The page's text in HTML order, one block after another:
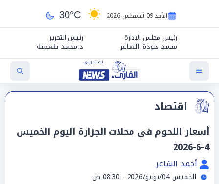
الأحد 09 أغسطس 2026 30°C
رئيس مجلس الإدارة
محمد جودة الشاعر
رئيس التحرير
د.محمد طعيمة
اقتصاد
أسعار اللحوم في محلات الجزارة اليوم الخميس
4-6-2026
أحمد الشاعر
الخميس 04/يونيو/2026 - 08:30 ص